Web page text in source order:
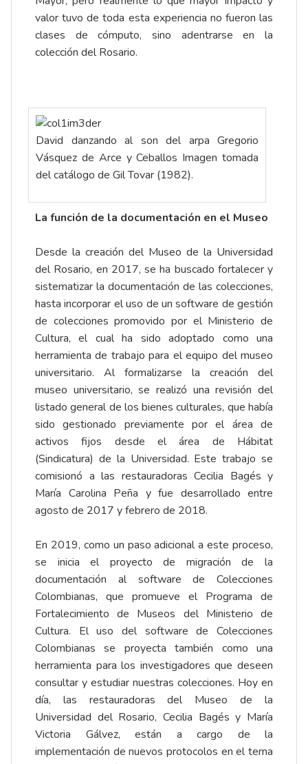
valor tuvo de toda esta experiencia no fueron las
clases de cómputo, sino adentrarse en la
colección del Rosario.
David danzando al son del arpa Gregorio
Vásquez de Arce y Ceballos Imagen tomada
del catálogo de Gil Tovar (1982).
La función de la documentación en el Museo
Desde la creación del Museo de la Universidad
del Rosario, en 2017, se ha buscado fortalecer y
sistematizar la documentación de las colecciones,
hasta incorporar el uso de un software de gestión
de colecciones promovido por el Ministerio de
Cultura, el cual ha sido adoptado como una
herramienta de trabajo para el equipo del museo
universitario. Al formalizarse la creación del
museo universitario, se realizó una revisión del
listado general de los bienes culturales, que había
sido gestionado previamente por el área de
activos fijos desde el área de Hábitat
(Sindicatura) de la Universidad. Este trabajo se
comisionó a las restauradoras Cecilia Bagés y
María Carolina Peña y fue desarrollado entre
agosto de 2017 y febrero de 2018.
En 2019, como un paso adicional a este proceso,
se inicia el proyecto de migración de la
documentación al software de Colecciones
Colombianas, que promueve el Programa de
Fortalecimiento de Museos del Ministerio de
Cultura. El uso del software de Colecciones
Colombianas se proyecta también como una
herramienta para los investigadores que deseen
consultar y estudiar nuestras colecciones. Hoy en
día, las restauradoras del Museo de la
Universidad del Rosario, Cecilia Bagés y María
Victoria Gálvez, están a cargo de la
implementación de nuevos protocolos en el tema